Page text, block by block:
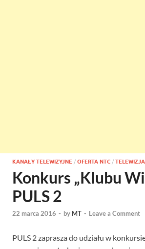
KANAŁY TELEWIZYJNE / OFERTA NTC /
Konkurs „Klubu
PULS 2
22 marca 2016 - by MT - Leave a Comment
PULS 2 zaprasza do udziału w